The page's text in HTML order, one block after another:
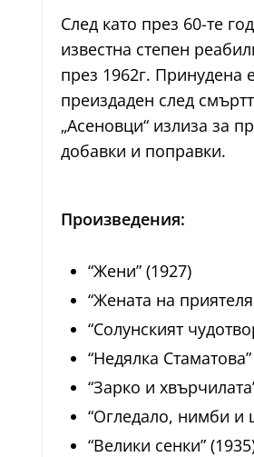
След като през 60-те
известна степен
през 1962г. Принудена
преиздаден след
„Асеновци“ излиза за
добавки и поправки.
Произведения:
“Жени” (1927)
“Жената на
“Солунският
“Недялка
“Зарко и
“Огледало, нимби и
“Велики сенки”